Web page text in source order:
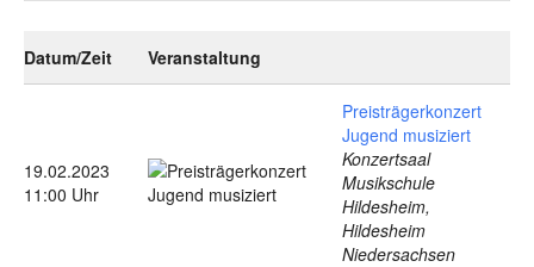
Datum/Zeit Veranstaltung
19.02.2023
11:00 Uhr
Preisträgerkonzert
Jugend musiziert
Konzertsaal
Musikschule
Hildesheim,
Hildesheim
Niedersachsen